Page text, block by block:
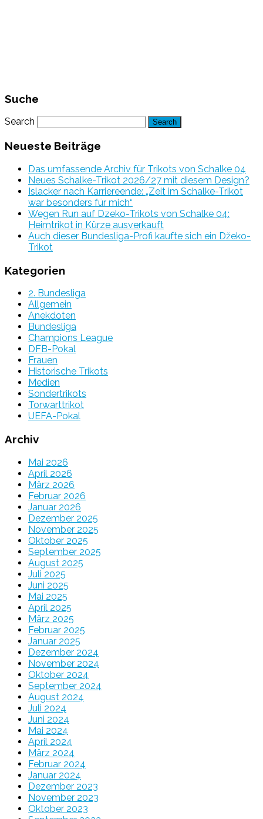
Suche
Search
Neueste Beiträge
Das umfassende Archiv für Trikots von Schalke 04
Neues Schalke-Trikot 2026/27 mit diesem Design?
Islacker nach Karriereende: „Zeit im Schalke-Trikot
war besonders für mich“
Wegen Run auf Dzeko-Trikots von Schalke 04:
Heimtrikot in Kürze ausverkauft
Auch dieser Bundesliga-Profi kaufte sich ein Džeko-
Trikot
Kategorien
2. Bundesliga
Allgemein
Anekdoten
Bundesliga
Champions League
DFB-Pokal
Frauen
Historische Trikots
Medien
Sondertrikots
Torwarttrikot
UEFA-Pokal
Archiv
Mai 2026
April 2026
März 2026
Februar 2026
Januar 2026
Dezember 2025
November 2025
Oktober 2025
September 2025
August 2025
Juli 2025
Juni 2025
Mai 2025
April 2025
März 2025
Februar 2025
Januar 2025
Dezember 2024
November 2024
Oktober 2024
September 2024
August 2024
Juli 2024
Juni 2024
Mai 2024
April 2024
März 2024
Februar 2024
Januar 2024
Dezember 2023
November 2023
Oktober 2023